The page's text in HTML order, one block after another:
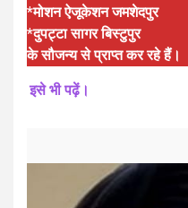
*मोशन ऐजूकेशन जमशेदपुर
*दुपट्टा सागर बिस्टुपुर
के सौजन्य से प्राप्त कर रहे हैं।
इसे भी पढ़ें।